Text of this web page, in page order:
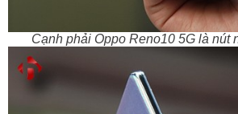
Cạnh phải Oppo Reno10 5G là nút